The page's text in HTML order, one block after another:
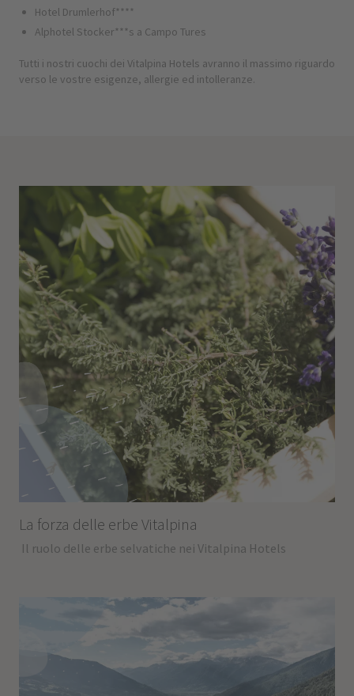
Hotel Drumlerhof****
Alphotel Stocker***s a Campo Tures
Tutti i nostri cuochi dei Vitalpina Hotels avranno il massimo riguardo
verso le vostre esigenze, allergie ed intolleranze.
La forza delle erbe Vitalpina
Il ruolo delle erbe selvatiche nei Vitalpina Hotels